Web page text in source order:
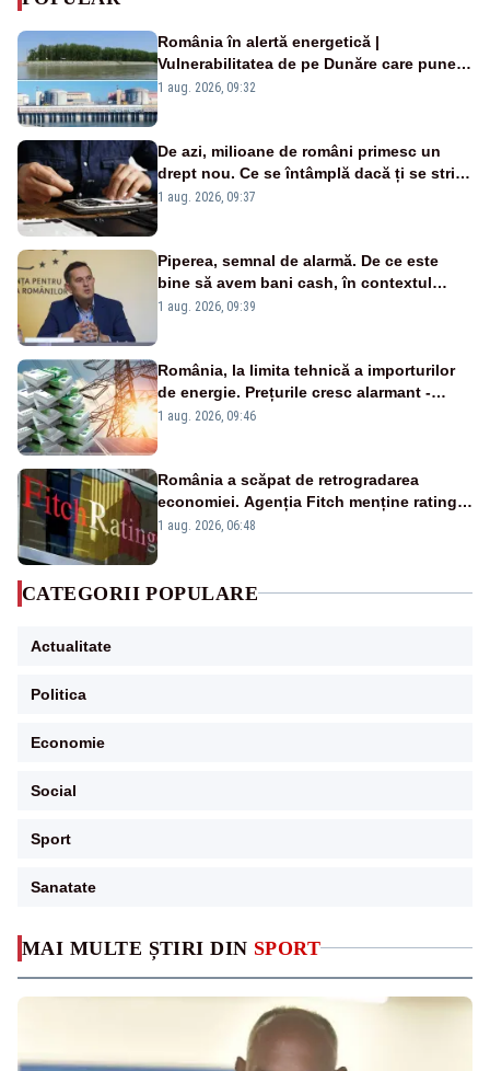
MAI MULTE ȘTIRI DIN SPORT
România în alertă energetică |
Vulnerabilitatea de pe Dunăre care pune
în pericol Centrala Cernavodă era
1 aug. 2026, 09:32
De azi, milioane de români primesc un
drept nou. Ce se întâmplă dacă ți se strică
un produs
1 aug. 2026, 09:37
Piperea, semnal de alarmă. De ce este
bine să avem bani cash, în contextul
alertei energetice?
1 aug. 2026, 09:39
România, la limita tehnică a importurilor
de energie. Prețurile cresc alarmant -
Analiză Realitatea Plus
1 aug. 2026, 09:46
România a scăpat de retrogradarea
economiei. Agenția Fitch menține ratingul
„BBB-” cu perspectivă negativă
1 aug. 2026, 06:48
CATEGORII POPULARE
Actualitate
Politica
Economie
Social
Sport
Sanatate